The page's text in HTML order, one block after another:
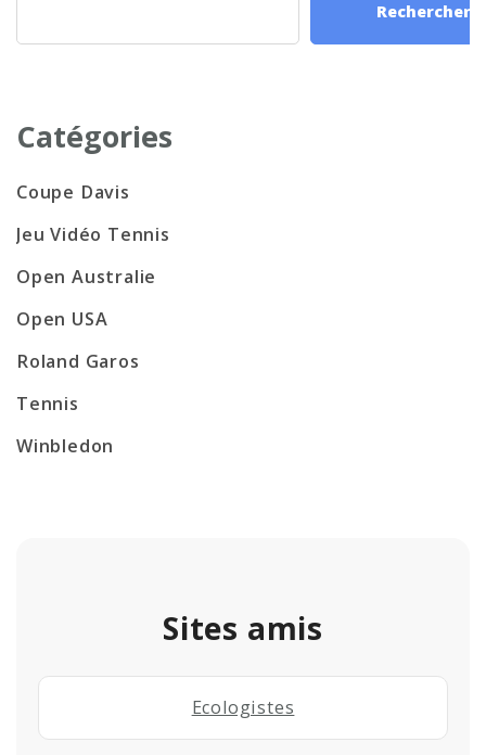
Rechercher
Catégories
Coupe Davis
Jeu Vidéo Tennis
Open Australie
Open USA
Roland Garos
Tennis
Winbledon
Sites amis
Ecologistes